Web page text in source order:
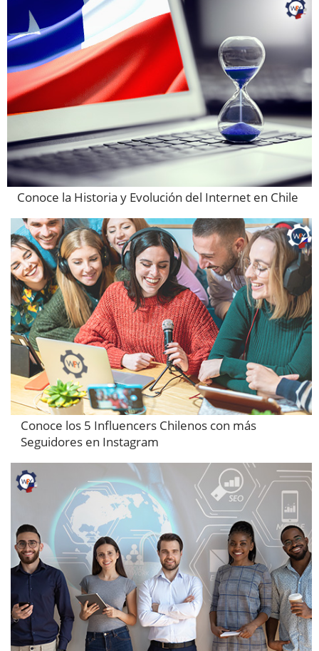
Conoce la Historia y Evolución del Internet en Chile
Conoce los 5 Influencers Chilenos con más
Seguidores en Instagram